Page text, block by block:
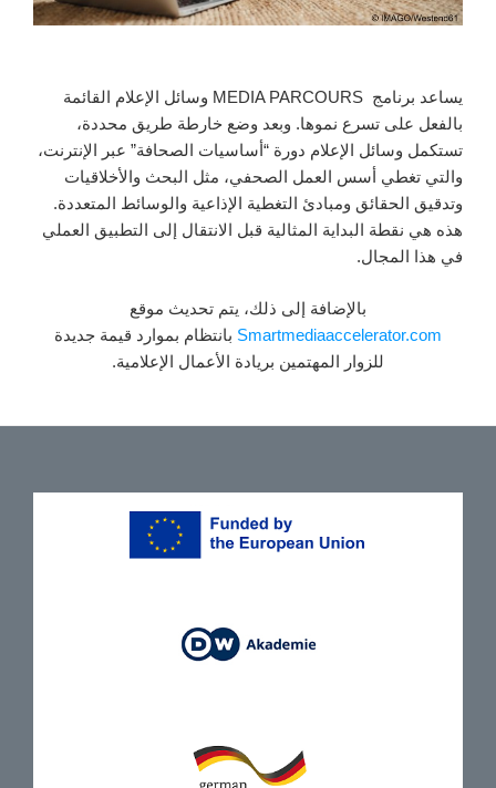
يساعد برنامج MEDIA PARCOURS وسائل الإعلام القائمة
بالفعل على تسرع نموها. وبعد وضع خارطة طريق محددة،
تستكمل وسائل الإعلام دورة “أساسيات الصحافة” عبر الإنترنت،
والتي تغطي أسس العمل الصحفي، مثل البحث والأخلاقيات
وتدقيق الحقائق ومبادئ التغطية الإذاعية والوسائط المتعددة.
هذه هي نقطة البداية المثالية قبل الانتقال إلى التطبيق العملي
في هذا المجال.
بالإضافة إلى ذلك، يتم تحديث موقع
Smartmediaaccelerator.com بانتظام بموارد قيمة جديدة
للزوار المهتمين بريادة الأعمال الإعلامية.